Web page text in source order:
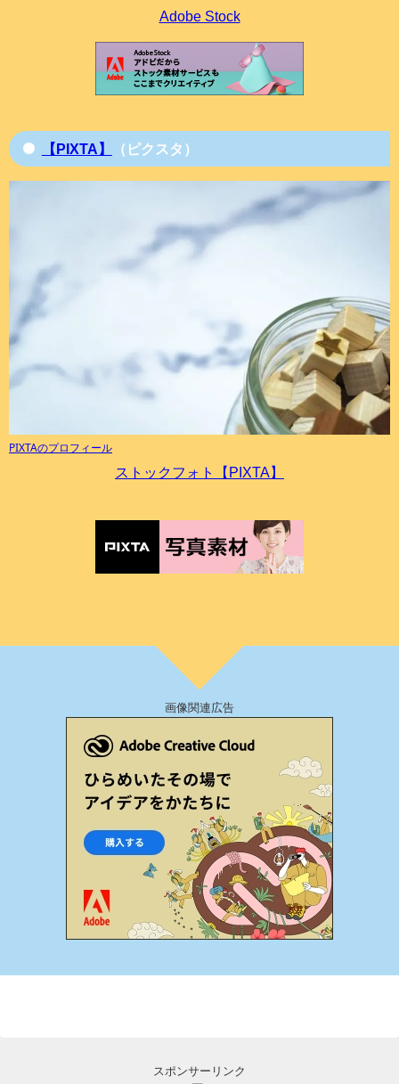
Adobe Stock
【PIXTA】 （ピクスタ）
PIXTAのプロフィール
ストックフォト【PIXTA】
画像関連広告
スポンサーリンク